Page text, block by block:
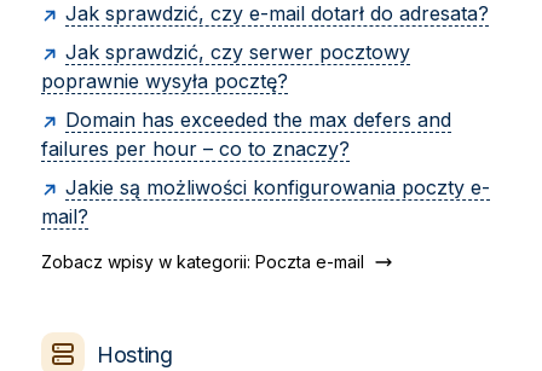
Jak sprawdzić, czy e-mail dotarł do adresata?
Jak sprawdzić, czy serwer pocztowy
poprawnie wysyła pocztę?
Domain has exceeded the max defers and
failures per hour – co to znaczy?
Jakie są możliwości konfigurowania poczty e-
mail?
Zobacz wpisy w kategorii: Poczta e-mail
Hosting